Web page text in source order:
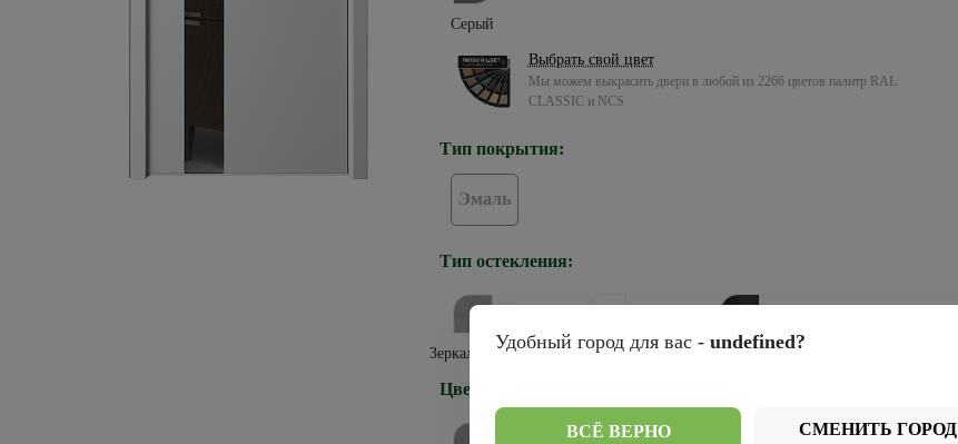
Серый
Выбрать свой цвет
Мы можем выкрасить двери в любой из 2266 цветов палитр RAL
CLASSIC и NCS
Тип покрытия:
Эмаль
Тип остекления:
Зеркало грей Стекло белое Стекло черное
Цвет кромки:
Удобный город для вас - undefined?
ВСЁ ВЕРНО СМЕНИТЬ ГОРОД